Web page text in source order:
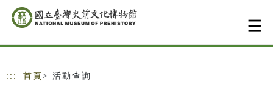
跳到主要內容
網站導覽
::: 首頁 > 活動查詢